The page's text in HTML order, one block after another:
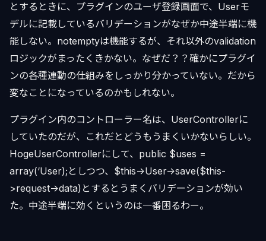
とするときに、プラグインのユーザ登録画面で、Userモ
デルに記載しているバリデーションがなぜか中途半端に機
能しない。notemptyは機能するが、それ以外のvalidation
ロジックがまったくきかない。なぜだ？？確かにプラグイ
ンの各種連動の仕組みをしっかり分かっていない。だから
変なことになっているのかもしれない。
プラグイン内のコントローラー名は、UserControllerに
していたのだが、これだとどうもうまくいかないらしい。
HogeUserControllerにして、public $uses =
array(‘User);としつつ、$this->User->save($this-
>request->data)とするとうまくバリデーションが効い
た。中途半端に効くというのは一番困るわー。